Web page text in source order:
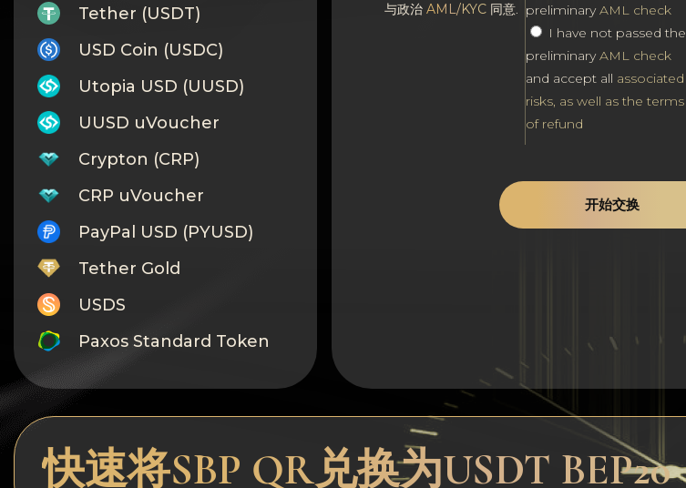
名誉
网站地图
Tether (USDT)
USD Coin (USDC)
Utopia USD (UUSD)
UUSD uVoucher
Crypton (CRP)
CRP uVoucher
PayPal USD (PYUSD)
Tether Gold
USDS
Paxos Standard Token
Monero
Tron
Litecoin
与政治AML/KYC 同意. preliminaryAML check
I have not passed the
preliminaryAML check
and accept all associated
risks, as well as the terms
of refund
开始交换
快速将SBP QR兑换为USDT BEP20